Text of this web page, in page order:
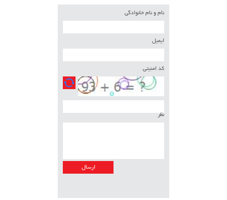
نام و نام خانوادگی
ایمیل
کد امنیتی
نظر